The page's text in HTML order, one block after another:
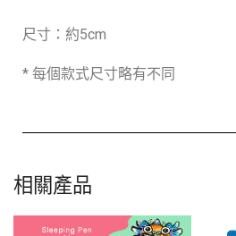
尺寸：約5cm
* 每個款式尺寸略有不同
相關產品